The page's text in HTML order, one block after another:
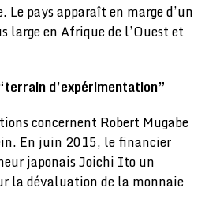
Le pays apparaît en marge d’un
large en Afrique de l’Ouest et
d’expérimentation”
concernent Robert Mugabe
En juin 2015, le financier
japonais Joichi Ito un
la dévaluation de la monnaie